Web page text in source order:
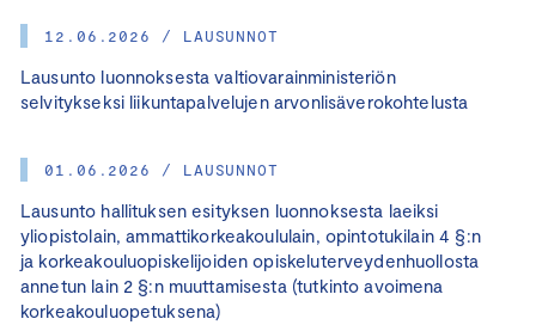
12.06.2026 / LAUSUNNOT
Lausunto luonnoksesta valtiovarainministeriön
selvitykseksi liikuntapalvelujen arvonlisäverokohtelusta
01.06.2026 / LAUSUNNOT
Lausunto hallituksen esityksen luonnoksesta laeiksi
yliopistolain, ammattikorkeakoululain, opintotukilain 4 §:n
ja korkeakouluopiskelijoiden opiskeluterveydenhuollosta
annetun lain 2 §:n muuttamisesta (tutkinto avoimena
korkeakouluopetuksena)